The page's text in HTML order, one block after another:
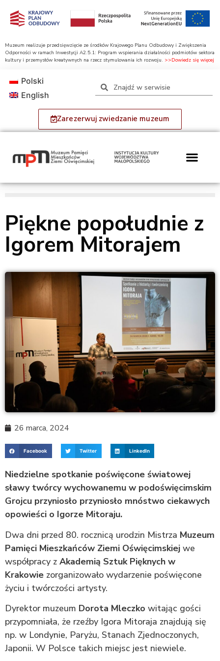
Muzeum realizuje przedsięwzięcie ze środków Krajowego Planu Odbudowy i Zwiększenia
Odporności w ramach Inwestycji A2.5.1: Program wspierania działalności podmiotów sektora
kultury i przemysłów kreatywnych na rzecz stymulowania ich rozwoju. >>Dowiedz się więcej
Zarezerwuj zwiedzanie muzeum
Polski
English
Piękne popołudnie z
Igorem Mitorajem
26 marca, 2024
Facebook Twitter LinkedIn
Niedzielne spotkanie poświęcone światowej
sławy twórcy wychowanemu w podoświęcimskim
Grojcu przyniosło przyniosło mnóstwo ciekawych
opowieści o Igorze Mitoraju.
Dwa dni przed 80. rocznicą urodzin Mistrza Muzeum
Pamięci Mieszkańców Ziemi Oświęcimskiej we
współpracy z Akademią Sztuk Pięknych w
Krakowie zorganizowało wydarzenie poświęcone
życiu i twórczości artysty.
Dyrektor muzeum Dorota Mleczko witając gości
przypomniała, że rzeźby Igora Mitoraja znajdują się
np. w Londynie, Paryżu, Stanach Zjednoczonych,
Japonii. W Polsce takich miejsc jest niewiele.